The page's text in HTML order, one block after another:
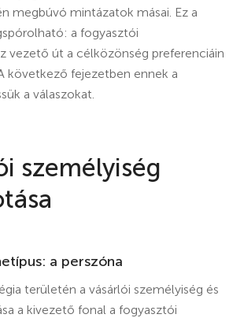
megbúvó mintázatok másai. Ez a
a fogyasztói
vezető út a célközönség preferenciáin
következő fejezetben ennek a
a válaszokat.
személyiség
a perszóna
területén a vásárlói személyiség és
a kivezető fonal a fogyasztói